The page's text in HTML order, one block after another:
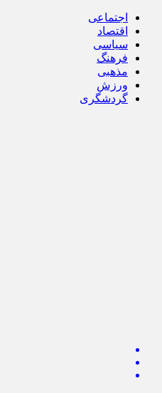
اجتماعی
اقتصاد
سیاسی
فرهنگ
مذهبی
ورزش
گردشگری